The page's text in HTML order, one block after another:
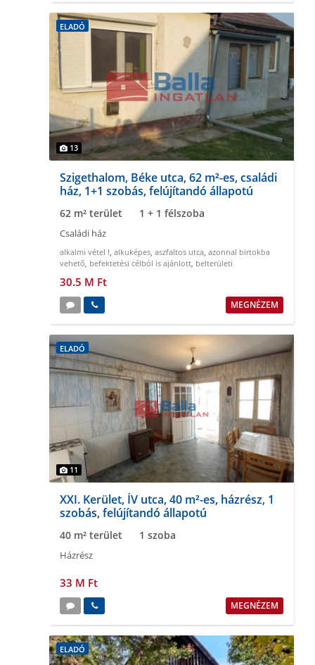
ELADÓ
13
Szigethalom, Béke utca, 62 m²-es, családi
ház, 1+1 szobás, felújítandó állapotú
62 m² terület 1 + 1 félszoba
Családi ház
alkalmi vétel !, alkuképes, aszfaltos utca, azonnal birtokba
vehető, befektetési célból is ajánlott, belterületi
30.5 M Ft
MEGNÉZEM
ELADÓ
11
XXI. Kerület, ÍV utca, 40 m²-es, házrész, 1
szobás, felújítandó állapotú
40 m² terület 1 szoba
Házrész
33 M Ft
MEGNÉZEM
ELADÓ